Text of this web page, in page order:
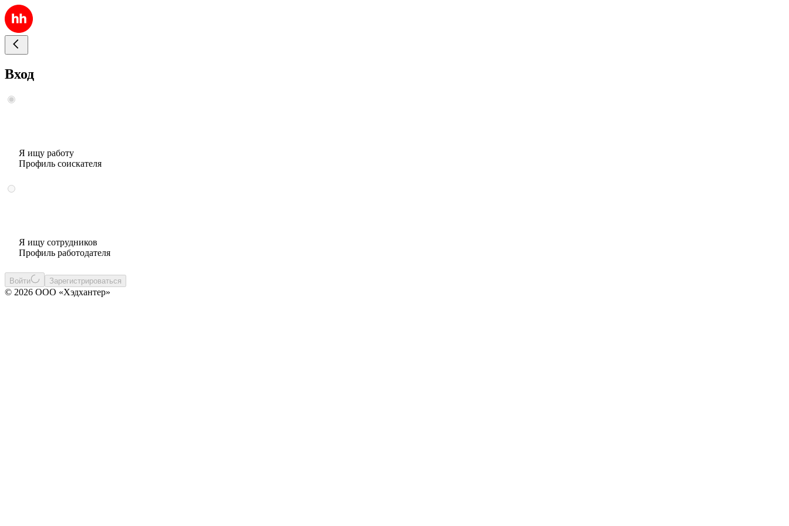
Вход
Я ищу работу
Профиль соискателя
Я ищу сотрудников
Профиль работодателя
Войти Зарегистрироваться
© 2026 ООО «Хэдхантер»